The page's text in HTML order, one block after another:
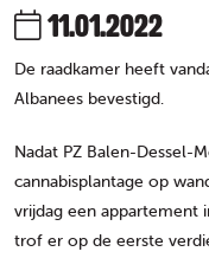
11.01.2022
De raadkamer heeft
Albanees bevestigd.
Nadat PZ Balen-Dessel-
cannabisplantage op
vrijdag een appartement
trof er op de eerste